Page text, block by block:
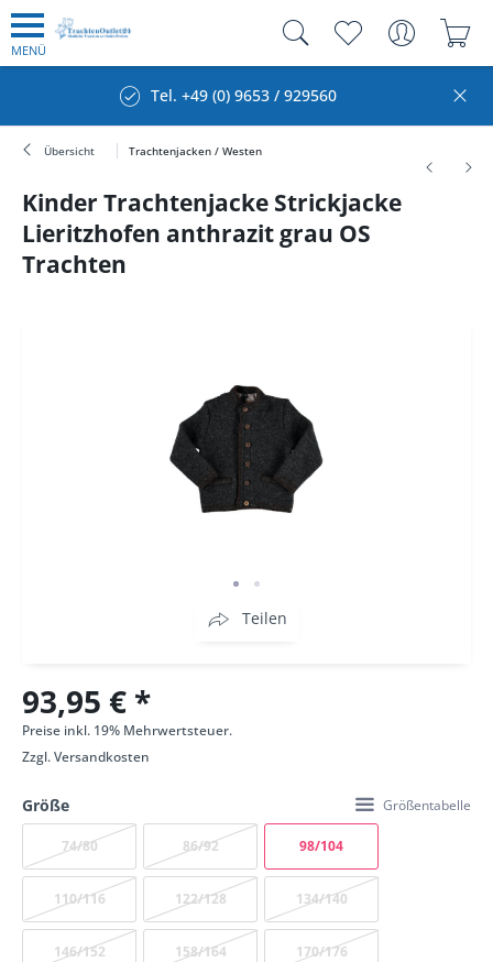
MENÜ
Tel. +49 (0) 9653 / 929560
Übersicht Trachtenjacken / Westen
Kinder Trachtenjacke Strickjacke
Lieritzhofen anthrazit grau OS
Trachten
Teilen
93,95 € *
Preise inkl. 19% Mehrwertsteuer.
Zzgl.Versandkosten
Größe Größentabelle
74/80 86/92 98/104
110/116 122/128 134/140
146/152 158/164 170/176